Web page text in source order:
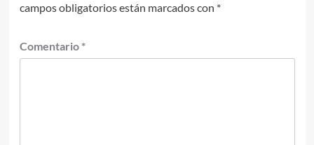
campos obligatorios están marcados con *
Comentario *